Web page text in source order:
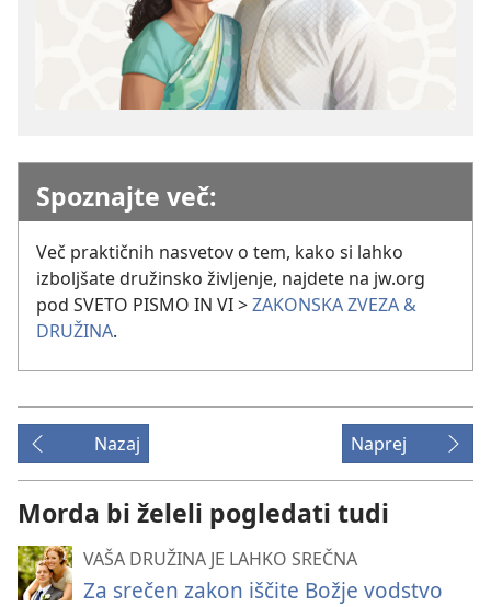
Spoznajte več:
Več praktičnih nasvetov o tem, kako si lahko
izboljšate družinsko življenje, najdete na jw.org
pod SVETO PISMO IN VI >ZAKONSKA ZVEZA &
DRUŽINA.
Nazaj Naprej
Morda bi želeli pogledati tudi
VAŠA DRUŽINA JE LAHKO SREČNA
Za srečen zakon iščite Božje vodstvo